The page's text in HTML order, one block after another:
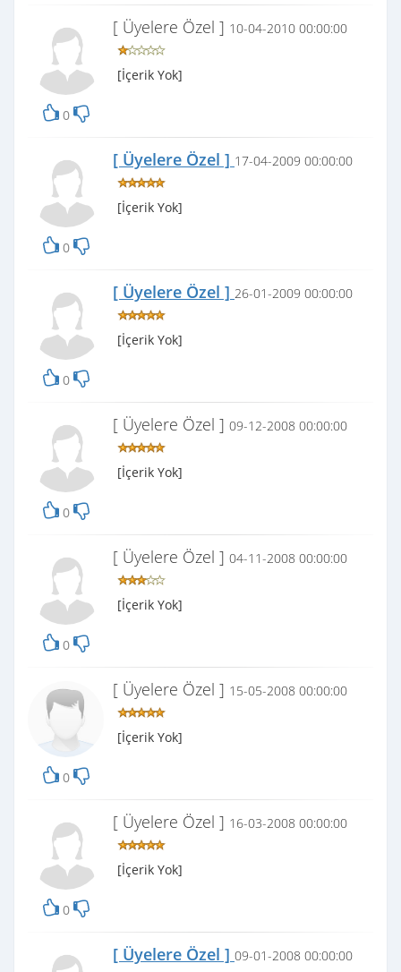
0
[ Üyelere Özel ] 10-04-2010 00:00:00
[İçerik Yok]
0
[ Üyelere Özel ] 17-04-2009 00:00:00
[İçerik Yok]
0
[ Üyelere Özel ] 26-01-2009 00:00:00
[İçerik Yok]
0
[ Üyelere Özel ] 09-12-2008 00:00:00
[İçerik Yok]
0
[ Üyelere Özel ] 04-11-2008 00:00:00
[İçerik Yok]
0
[ Üyelere Özel ] 15-05-2008 00:00:00
[İçerik Yok]
0
[ Üyelere Özel ] 16-03-2008 00:00:00
[İçerik Yok]
[ Üyelere Özel ] 09-01-2008 00:00:00